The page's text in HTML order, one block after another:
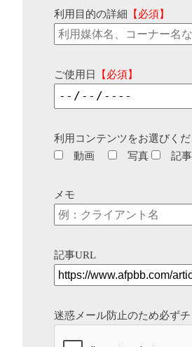
利用目的の詳細 【必須】
ご使用日 【必須】
利用コンテンツをお選びくだ
動画
写真 記事
メモ
記事URL
迷惑メール防止のため必ず